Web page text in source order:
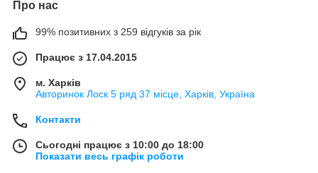
Про нас
99% позитивних з 259 відгуків за рік
Працює з 17.04.2015
м. Харків
Авторинок Лоск 5 ряд 37 місце, Харків, Україна
Контакти
Сьогодні працює з 10:00 до 18:00
Показати весь графік роботи